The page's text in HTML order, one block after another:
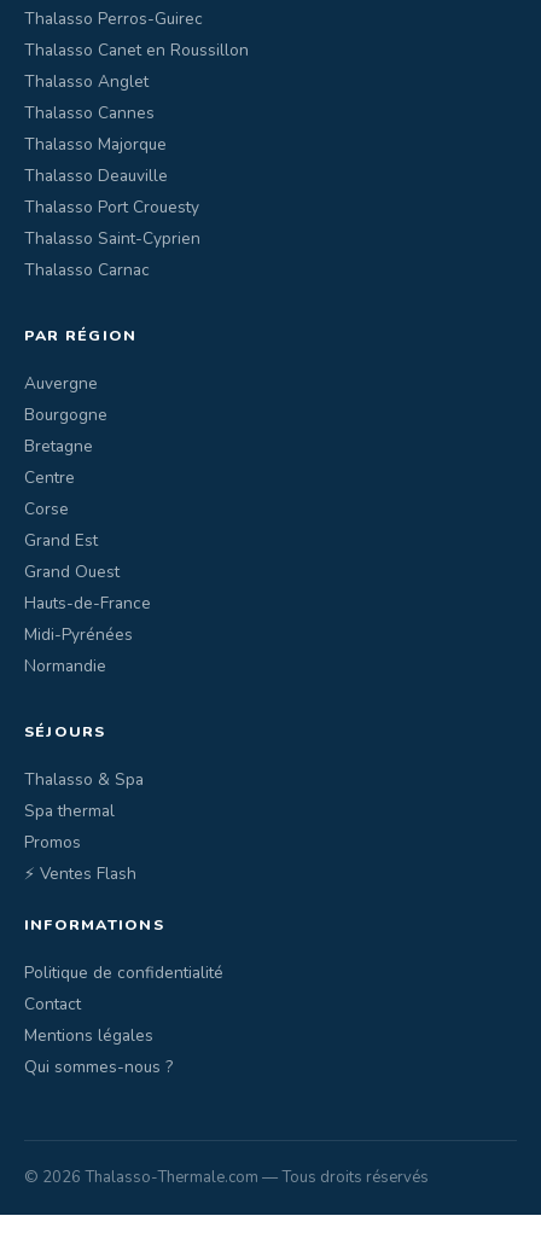
Thalasso Perros-Guirec
Thalasso Canet en Roussillon
Thalasso Anglet
Thalasso Cannes
Thalasso Majorque
Thalasso Deauville
Thalasso Port Crouesty
Thalasso Saint-Cyprien
Thalasso Carnac
PAR RÉGION
Auvergne
Bourgogne
Bretagne
Centre
Corse
Grand Est
Grand Ouest
Hauts-de-France
Midi-Pyrénées
Normandie
SÉJOURS
Thalasso & Spa
Spa thermal
Promos
⚡ Ventes Flash
INFORMATIONS
Politique de confidentialité
Contact
Mentions légales
Qui sommes-nous ?
© 2026 Thalasso-Thermale.com — Tous droits réservés